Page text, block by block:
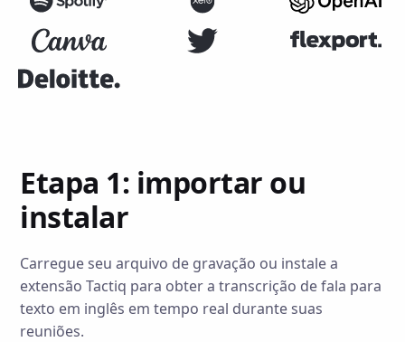
Etapa 1: importar ou
instalar
Carregue seu arquivo de gravação ou instale a
extensão Tactiq para obter a transcrição de fala para
texto em inglês em tempo real durante suas
reuniões.